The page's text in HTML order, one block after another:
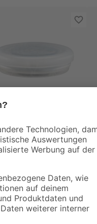
cm 8 Stück